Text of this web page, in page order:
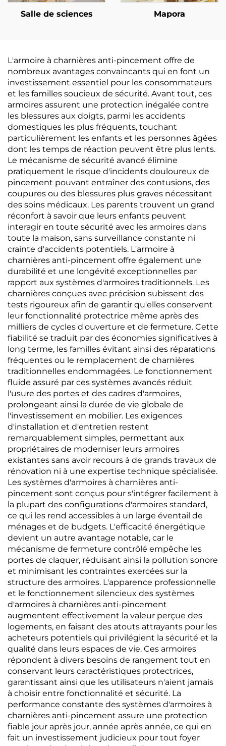
Salle de sciences Mapora
L'armoire à charnières anti-pincement offre de
nombreux avantages convaincants qui en font un
investissement essentiel pour les consommateurs
et les familles soucieux de sécurité. Avant tout, ces
armoires assurent une protection inégalée contre
les blessures aux doigts, parmi les accidents
domestiques les plus fréquents, touchant
particulièrement les enfants et les personnes âgées
dont les temps de réaction peuvent être plus lents.
Le mécanisme de sécurité avancé élimine
pratiquement le risque d'incidents douloureux de
pincement pouvant entraîner des contusions, des
coupures ou des blessures plus graves nécessitant
des soins médicaux. Les parents trouvent un grand
réconfort à savoir que leurs enfants peuvent
interagir en toute sécurité avec les armoires dans
toute la maison, sans surveillance constante ni
crainte d'accidents potentiels. L'armoire à
charnières anti-pincement offre également une
durabilité et une longévité exceptionnelles par
rapport aux systèmes d'armoires traditionnels. Les
charnières conçues avec précision subissent des
tests rigoureux afin de garantir qu'elles conservent
leur fonctionnalité protectrice même après des
milliers de cycles d'ouverture et de fermeture. Cette
fiabilité se traduit par des économies significatives à
long terme, les familles évitant ainsi des réparations
fréquentes ou le remplacement de charnières
traditionnelles endommagées. Le fonctionnement
fluide assuré par ces systèmes avancés réduit
l'usure des portes et des cadres d'armoires,
prolongeant ainsi la durée de vie globale de
l'investissement en mobilier. Les exigences
d'installation et d'entretien restent
remarquablement simples, permettant aux
propriétaires de moderniser leurs armoires
existantes sans avoir recours à de grands travaux de
rénovation ni à une expertise technique spécialisée.
Les systèmes d'armoires à charnières anti-
pincement sont conçus pour s'intégrer facilement à
la plupart des configurations d'armoires standard,
ce qui les rend accessibles à un large éventail de
ménages et de budgets. L'efficacité énergétique
devient un autre avantage notable, car le
mécanisme de fermeture contrôlé empêche les
portes de claquer, réduisant ainsi la pollution sonore
et minimisant les contraintes exercées sur la
structure des armoires. L'apparence professionnelle
et le fonctionnement silencieux des systèmes
d'armoires à charnières anti-pincement
augmentent effectivement la valeur perçue des
logements, en faisant des atouts attrayants pour les
acheteurs potentiels qui privilégient la sécurité et la
qualité dans leurs espaces de vie. Ces armoires
répondent à divers besoins de rangement tout en
conservant leurs caractéristiques protectrices,
garantissant ainsi que les utilisateurs n'aient jamais
à choisir entre fonctionnalité et sécurité. La
performance constante des systèmes d'armoires à
charnières anti-pincement assure une protection
fiable jour après jour, année après année, ce qui en
fait un investissement judicieux pour tout foyer